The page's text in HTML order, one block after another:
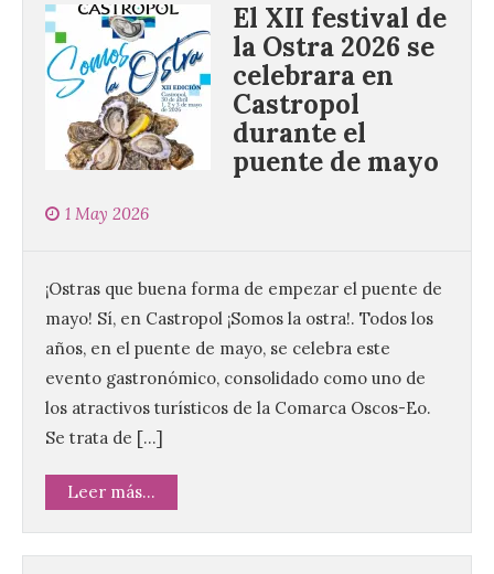
El XII festival de
la Ostra 2026 se
celebrara en
Castropol
durante el
puente de mayo
1 May 2026
¡Ostras que buena forma de empezar el puente de
mayo! Sí, en Castropol ¡Somos la ostra!. Todos los
años, en el puente de mayo, se celebra este
evento gastronómico, consolidado como uno de
los atractivos turísticos de la Comarca Oscos-Eo.
Se trata de […]
Leer más...